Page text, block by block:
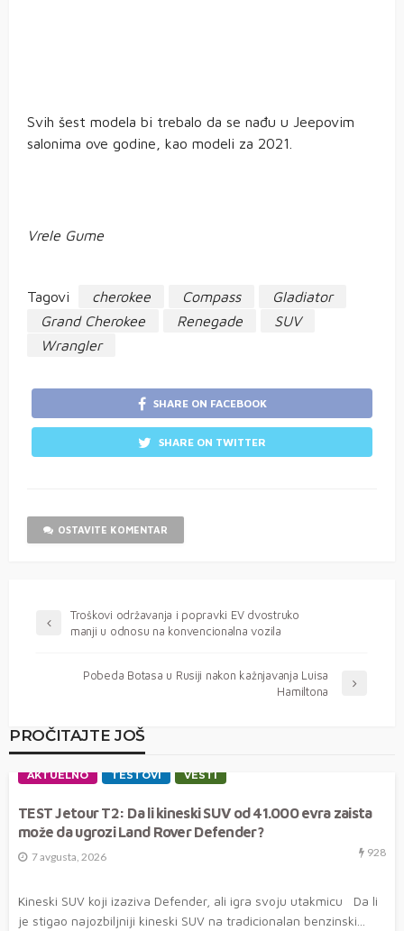
Svih šest modela bi trebalo da se nađu u Jeepovim
salonima ove godine, kao modeli za 2021.
Vrele Gume
Tagovi cherokee Compass
Gladiator
Grand Cherokee
Renegade
SUV
Wrangler
SHARE ON FACEBOOK
SHARE ON TWITTER
OSTAVITE KOMENTAR
Troškovi održavanja i popravki EV dvostruko
manji u odnosu na konvencionalna vozila
Pobeda Botasa u Rusiji nakon kažnjavanja Luisa
Hamiltona
PROČITAJTE JOŠ
AKTUELNO TESTOVI VESTI
TEST Jetour T2: Da li kineski SUV od 41.000 evra zaista
može da ugrozi Land Rover Defender?
7 avgusta, 2026 928
Kineski SUV koji izaziva Defender, ali igra svoju utakmicu Da li
je stigao najozbiljniji kineski SUV na tradicionalan benzinski...